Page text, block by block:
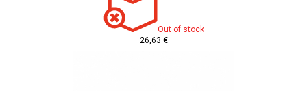
Out of stock
26,63 €